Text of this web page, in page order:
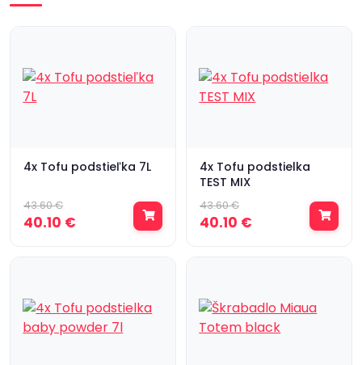
4x Tofu podstieľka 7L
43.60 €
40.10 €
4x Tofu podstielka
TEST MIX
43.60 €
40.10 €